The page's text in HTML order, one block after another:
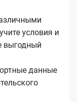
условия и
выгодный
данные